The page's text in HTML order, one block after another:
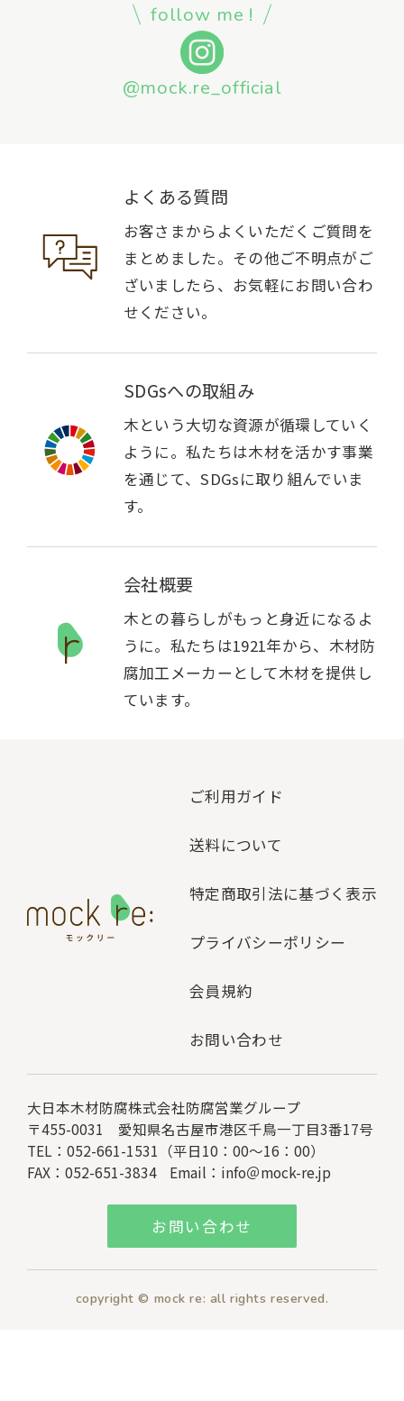
follow me !
@mock.re_official
よくある質問
お客さまからよくいただくご質問を
まとめました。その他ご不明点がご
ざいましたら、お気軽にお問い合わ
せください。
SDGsへの取組み
木という大切な資源が循環していく
ように。私たちは木材を活かす事業
を通じて、SDGsに取り組んでいま
す。
会社概要
木との暮らしがもっと身近になるよ
うに。私たちは1921年から、木材防
腐加工メーカーとして木材を提供し
ています。
ご利用ガイド
送料について
特定商取引法に基づく表示
プライバシーポリシー
会員規約
お問い合わせ
大日本木材防腐株式会社防腐営業グループ
〒455-0031 愛知県名古屋市港区千鳥一丁目3番17号
TEL：052-661-1531（平日10：00～16：00）
FAX：052-651-3834
Email： info＠mock-re.jp
お問い合わせ
copyright © mock re: all rights reserved.